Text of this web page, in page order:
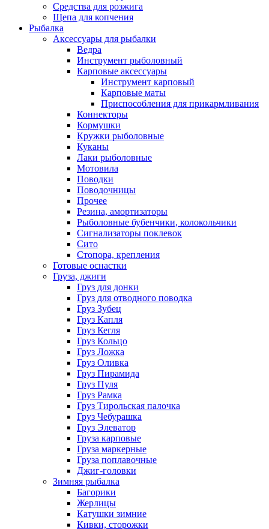
Средства для розжига
Щепа для копчения
Рыбалка
Аксессуары для рыбалки
Ведра
Инструмент рыболовный
Карповые аксессуары
Инструмент карповый
Карповые маты
Приспособления для прикармливания
Коннекторы
Кормушки
Кружки рыболовные
Куканы
Лаки рыболовные
Мотовила
Поводки
Поводочницы
Прочее
Резина, амортизаторы
Рыболовные бубенчики, колокольчики
Сигнализаторы поклевок
Сито
Стопора, крепления
Готовые оснастки
Груза, джиги
Груз для донки
Груз для отводного поводка
Груз Зубец
Груз Капля
Груз Кегля
Груз Кольцо
Груз Ложка
Груз Оливка
Груз Пирамида
Груз Пуля
Груз Рамка
Груз Тирольская палочка
Груз Чебурашка
Груз Элеватор
Груза карповые
Груза маркерные
Груза поплавочные
Джиг-головки
Зимняя рыбалка
Багорики
Жерлицы
Катушки зимние
Кивки, сторожки